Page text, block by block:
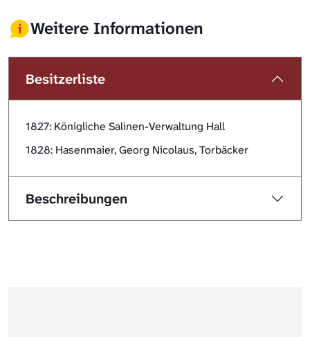
Weitere Informationen
Besitzerliste
1827: Königliche Salinen-Verwaltung Hall
1828: Hasenmaier, Georg Nicolaus, Torbäcker
Beschreibungen